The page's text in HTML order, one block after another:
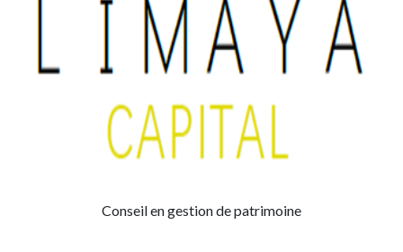
Conseil en gestion de patrimoine